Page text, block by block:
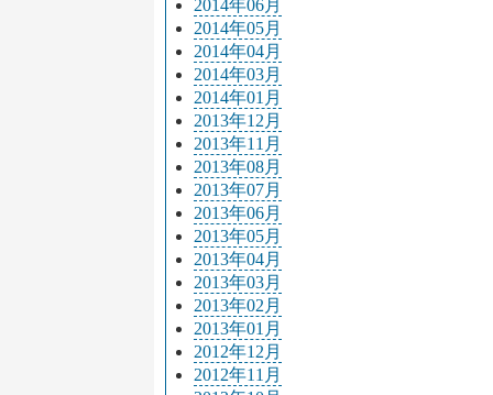
2014年06月
2014年05月
2014年04月
2014年03月
2014年01月
2013年12月
2013年11月
2013年08月
2013年07月
2013年06月
2013年05月
2013年04月
2013年03月
2013年02月
2013年01月
2012年12月
2012年11月